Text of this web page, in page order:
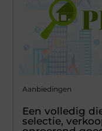
Aanbiedingen
Een volledig
selectie,